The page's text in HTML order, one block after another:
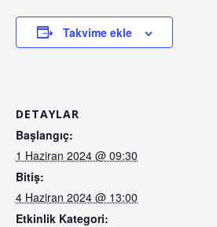
Takvime ekle
DETAYLAR
Başlangıç:
1 Haziran 2024 @ 09:30
Bitiş:
4 Haziran 2024 @ 13:00
Etkinlik Kategori: